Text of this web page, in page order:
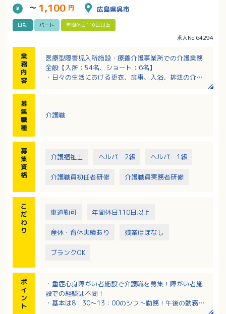
～ 1,100 円 広島県呉市
日勤 パート 年間休日110日以上
求人No.64294
業
務
内
容
医療型障害児入所施設・療養介護事業所での介護業務
全般【入所：54名、ショート：6名】
・日々の生活における更衣、食事、入浴、排泄の介助
募
集
職
種
介護職
募
集
資
格
介護福祉士 ヘルパー2級 ヘルパー1級
介護職員初任者研修 介護職員実務者研修
こ
だ
わ
り
車通勤可 年間休日110日以上
産休・育休実績あり 残業ほぼなし
ブランクOK
ポ
イ
ン
ト
・重症心身障がい者施設で介護職を募集！障がい者施
設での経験は不問！
・基本は8：30～13：00のシフト勤務！午後の勤務な